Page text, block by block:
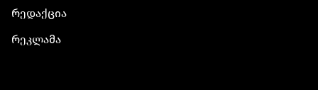
რედაქცია
რეკლამა